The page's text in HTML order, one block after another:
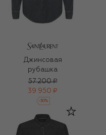
Джинсовая
рубашка
57 200 ₽
39 950 ₽
-30%